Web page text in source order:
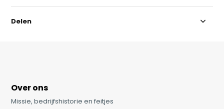
Delen
Over ons
Missie, bedrijfshistorie en feitjes